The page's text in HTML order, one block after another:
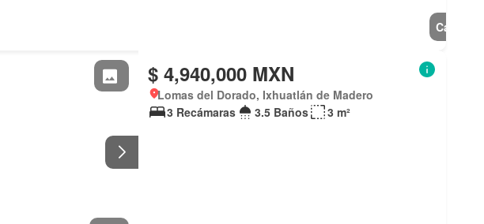
Casa
$ 4,940,000 MXN
Lomas del Dorado, Ixhuatlán de Madero
3 Recámaras
3.5 Baños 3 m²